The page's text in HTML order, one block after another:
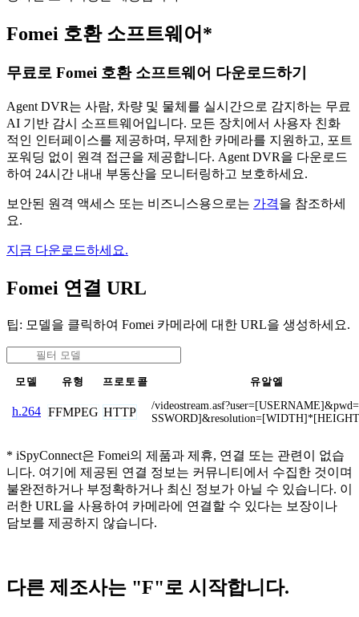
Fomei 호환 소프트웨어*
무료로 Fomei 호환 소프트웨어 다운로드하기
Agent DVR는 사람, 차량 및 물체를 실시간으로 감지하는 무료
AI 기반 감시 소프트웨어입니다. 모든 장치에서 사용자 친화
적인 인터페이스를 제공하며, 무제한 카메라를 지원하고, 포트
포워딩 없이 원격 접근을 제공합니다. Agent DVR을 다운로드
하여 24시간 내내 부동산을 모니터링하고 보호하세요.
보안된 원격 액세스 또는 비즈니스용으로는 가격을 참조하세
요.
지금 다운로드하세요.
Fomei 연결 URL
팁: 모델을 클릭하여 Fomei 카메라에 대한 URL을 생성하세요.
모델 유형 프로토콜 유알엘
h.264 FFMPEG HTTP
/
* iSpyConnect은 Fomei의 제품과 제휴, 연결 또는 관련이 없습
니다. 여기에 제공된 연결 정보는 커뮤니티에서 수집한 것이며
불완전하거나 부정확하거나 최신 정보가 아닐 수 있습니다. 이
러한 URL을 사용하여 카메라에 연결할 수 있다는 보장이나
담보를 제공하지 않습니다.
다른 제조사는 "F"로 시작합니다.